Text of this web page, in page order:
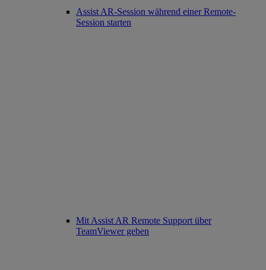
Assist AR-Session während einer Remote-
Session starten
Mit Assist AR Remote Support über
TeamViewer geben